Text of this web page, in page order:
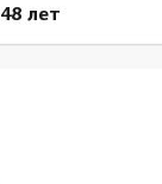
48 лет